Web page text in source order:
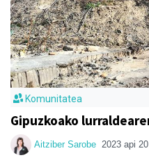
Komunitatea
Gipuzkoako
Aitziber Sarobe 2023 api 20